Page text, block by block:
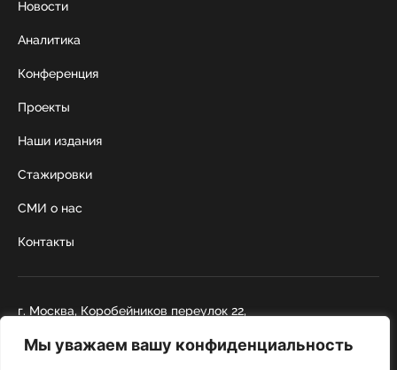
Мы уважаем вашу конфиденциальность
Новости
Аналитика
Конференция
Проекты
Наши издания
Стажировки
СМИ о нас
Контакты
г. Москва, Коробейников переулок 22,
+7 495 252 67 88